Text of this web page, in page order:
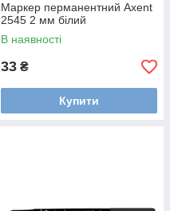
Маркер перманентний Axent
2545 2 мм білий
В наявності
33 ₴
Купити